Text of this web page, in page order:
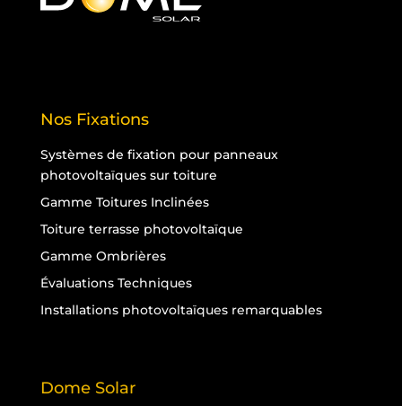
Nos Fixations
Systèmes de fixation pour panneaux
photovoltaïques sur toiture
Gamme Toitures Inclinées
Toiture terrasse photovoltaïque
Gamme Ombrières
Évaluations Techniques
Installations photovoltaïques remarquables
Dome Solar